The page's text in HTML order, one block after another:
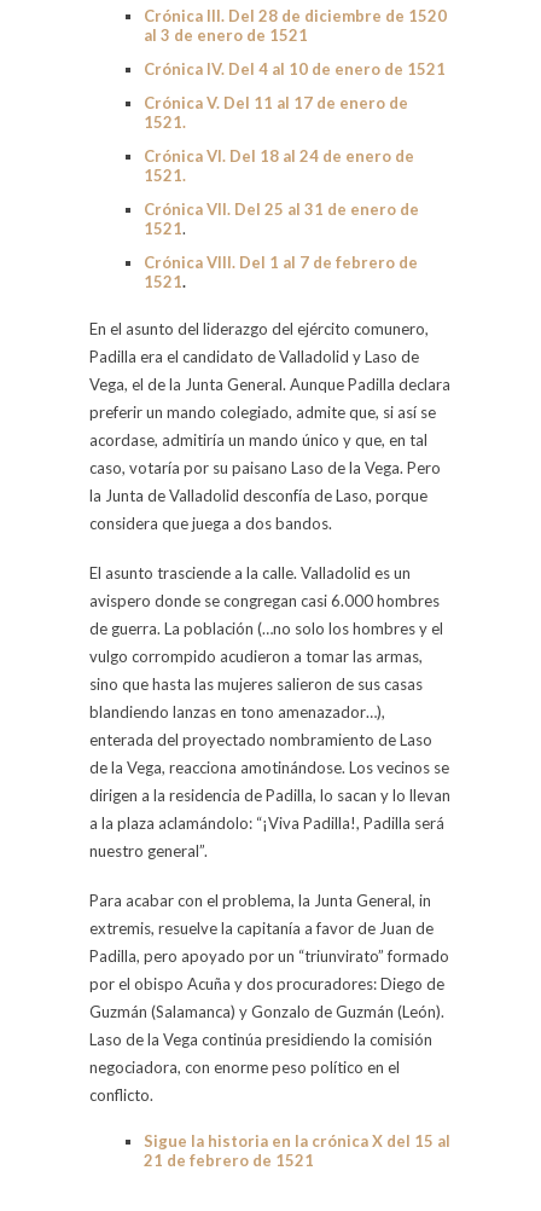
Crónica III. Del 28 de diciembre de 1520
al 3 de enero de 1521
Crónica IV. Del 4 al 10 de enero de 1521
Crónica V. Del 11 al 17 de enero de
1521.
Crónica VI. Del 18 al 24 de enero de
1521.
Crónica VII. Del 25 al 31 de enero de
1521.
Crónica VIII. Del 1 al 7 de febrero de
1521.
En el asunto del liderazgo del ejército comunero,
Padilla era el candidato de Valladolid y Laso de
Vega, el de la Junta General. Aunque Padilla declara
preferir un mando colegiado, admite que, si así se
acordase, admitiría un mando único y que, en tal
caso, votaría por su paisano Laso de la Vega. Pero
la Junta de Valladolid desconfía de Laso, porque
considera que juega a dos bandos.
El asunto trasciende a la calle. Valladolid es un
avispero donde se congregan casi 6.000 hombres
de guerra. La población (…no solo los hombres y el
vulgo corrompido acudieron a tomar las armas,
sino que hasta las mujeres salieron de sus casas
blandiendo lanzas en tono amenazador…),
enterada del proyectado nombramiento de Laso
de la Vega, reacciona amotinándose. Los vecinos se
dirigen a la residencia de Padilla, lo sacan y lo llevan
a la plaza aclamándolo: “¡Viva Padilla!, Padilla será
nuestro general”.
Para acabar con el problema, la Junta General, in
extremis, resuelve la capitanía a favor de Juan de
Padilla, pero apoyado por un “triunvirato” formado
por el obispo Acuña y dos procuradores: Diego de
Guzmán (Salamanca) y Gonzalo de Guzmán (León).
Laso de la Vega continúa presidiendo la comisión
negociadora, con enorme peso político en el
conflicto.
Sigue la historia en la crónica X del 15 al
21 de febrero de 1521